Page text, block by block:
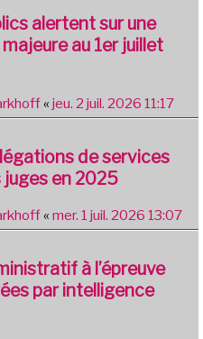
alertent sur une
au 1er juillet
« jeu. 2 juil. 2026 11:17
de services
juges en 2025
« mer. 1 juil. 2026 13:07
à l’épreuve
par intelligence